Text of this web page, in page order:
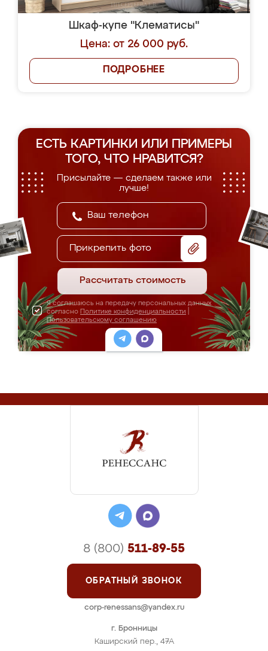
Шкаф-купе "Клематисы"
Цена: от 26 000 руб.
ПОДРОБНЕЕ
ЕСТЬ КАРТИНКИ ИЛИ ПРИМЕРЫ
ТОГО, ЧТО НРАВИТСЯ?
Присылайте — сделаем также или
лучше!
Прикрепить фото
Рассчитать стоимость
Я соглашаюсь на передачу персональных данных
согласно Политике конфиденциальности
Пользовательскому соглашению
г. Бронницы
Каширский пер., 47А
8 (800) 511-89-55
ОБРАТНЫЙ ЗВОНОК
corp-renessans@yandex.ru